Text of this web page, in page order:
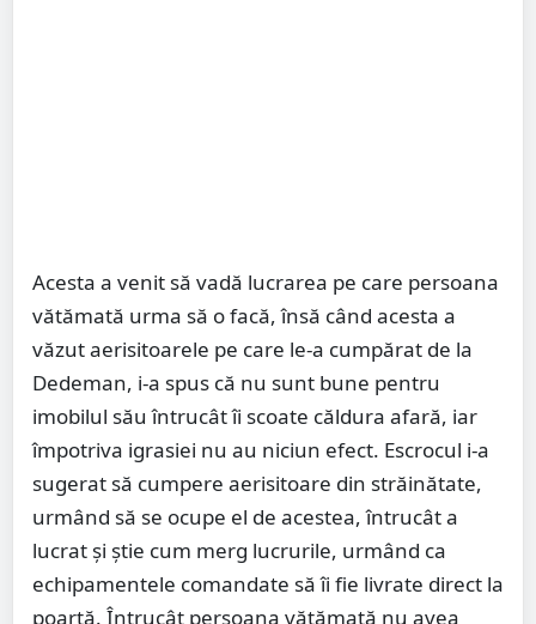
Acesta a venit să vadă lucrarea pe care persoana
vătămată urma să o facă, însă când acesta a
văzut aerisitoarele pe care le-a cumpărat de la
Dedeman, i-a spus că nu sunt bune pentru
imobilul său întrucât îi scoate căldura afară, iar
împotriva igrasiei nu au niciun efect. Escrocul i-a
sugerat să cumpere aerisitoare din străinătate,
urmând să se ocupe el de acestea, întrucât a
lucrat și ştie cum merg lucrurile, urmând ca
echipamentele comandate să îi fie livrate direct la
poartă. Întrucât persoana vătămată nu avea